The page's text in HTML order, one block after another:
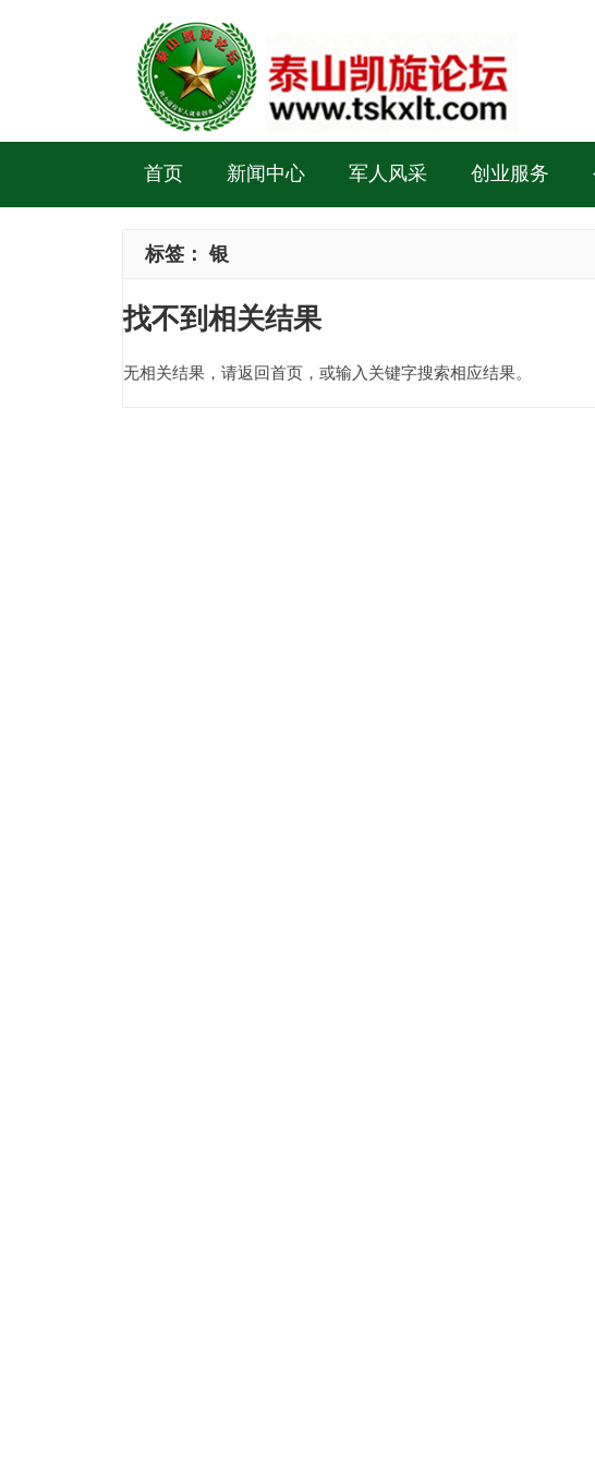
首页 新闻中心 军人风采 创业服务
标签：银
找不到相关结果
无相关结果，请返回首页，或输入关键字搜索相应结果。